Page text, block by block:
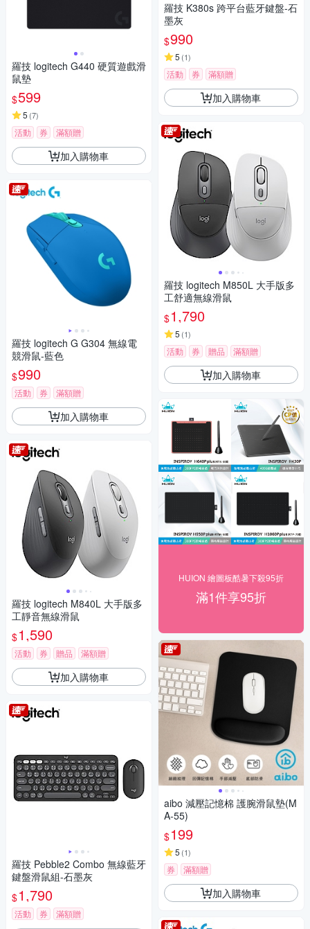
羅技 logitech G440 硬質遊戲滑
鼠墊
$599
5 (7)
活動 券 滿額贈
加入購物車
羅技 logitech G G304 無線電
競滑鼠-藍色
$990
活動 券 滿額贈
加入購物車
羅技 logitech M840L 大手版多
工靜音無線滑鼠
$1,590
活動 券 贈品 滿額贈
加入購物車
羅技 Pebble2 Combo 無線藍牙
鍵盤滑鼠組-石墨灰
$1,790
活動 券 滿額贈
羅技 K380s 跨平台藍牙鍵盤-石
墨灰
$990
5 (1)
活動 券 滿額贈
加入購物車
羅技 logitech M850L 大手版多
工舒適無線滑鼠
$1,790
5 (1)
活動 券 贈品 滿額贈
加入購物車
HUION 繪圖板酷暑下殺95折
滿1件享95折
aibo 減壓記憶棉 護腕滑鼠墊(M
A-55)
$199
5 (1)
券 滿額贈
加入購物車